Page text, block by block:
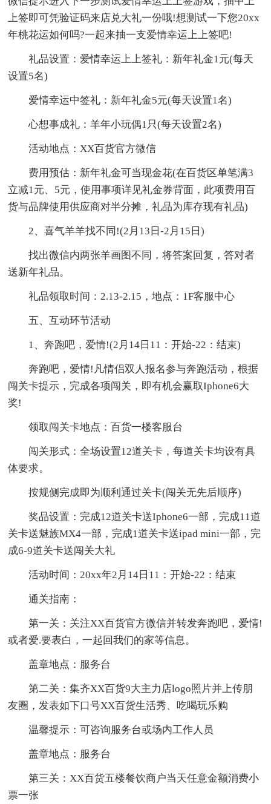
上签即可凭验证码来店兑大礼一份哦!想测试一下您20xx
年桃花运如何吗?一起来抽一支爱情幸运上上签吧!
礼品设置：爱情幸运上上签礼：新年礼金1元(每天
设置5名)
爱情幸运中签礼：新年礼金5元(每天设置1名)
心想事成礼：羊年小玩偶1只(每天设置2名)
活动地点：XX百货官方微信
费用预估：新年礼金可当现金花(在百货区单笔满3
立减1元、5元，使用事项详见礼金券背面，此项费用百
货与品牌使用供应商对半分摊，礼品为库存现有礼品)
2、喜气羊羊找不同!(2月13日-2月15日)
找出微信内两张羊画图不同，将答案回复，答对者
送新年礼品。
礼品领取时间：2.13-2.15，地点：1F客服中心
五、互动环节活动
1、奔跑吧，爱情!(2月14日11：开始-22：结束)
奔跑吧，爱情!凡情侣双人报名参与奔跑活动，根据
闯关卡提示，完成各项闯关，即有机会赢取Iphone6大
奖!
领取闯关卡地点：百货一楼客服台
闯关形式：全场设置12道关卡，每道关卡均设有具
体要求。
按规侧完成即为顺利通过关卡(闯关无先后顺序)
奖品设置：完成12道关卡送Iphone6一部，完成11道
关卡送魅族MX4一部，完成1道关卡送ipad mini一部，完
成6-9道关卡送闯关大礼
活动时间：20xx年2月14日11：开始-22：结束
通关指南：
第一关：关注XX百货官方微信并转发奔跑吧，爱情!
或者爱.要表白，一起回我们的家等信息。
盖章地点：服务台
第二关：集齐XX百货9大主力店logo照片并上传朋
友圈，发表如下口号XX百货生活秀、吃喝玩乐购
温馨提示：可咨询服务台或场内工作人员
盖章地点：服务台
第三关：XX百货五楼餐饮商户当天任意金额消费小
票一张